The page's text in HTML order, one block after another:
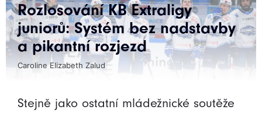
Rozlosování KB Extraligy
juniorů: Systém bez nadstavby
a pikantní rozjezd
Caroline Elizabeth Zalud
Stejně jako ostatní mládežnické soutěže